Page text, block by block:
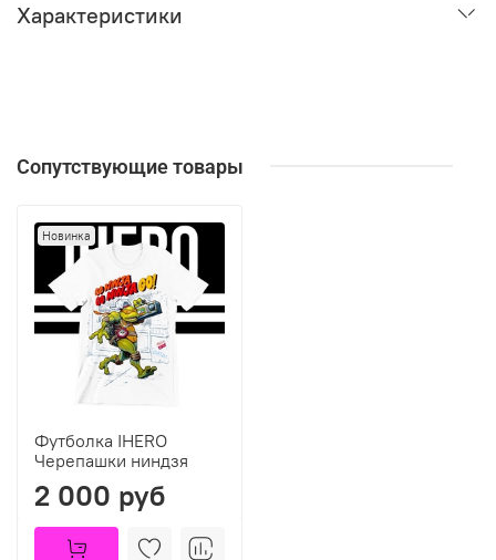
Характеристики
Сопутствующие товары
Новинка
Футболка IHERO
Черепашки ниндзя
2 000 руб